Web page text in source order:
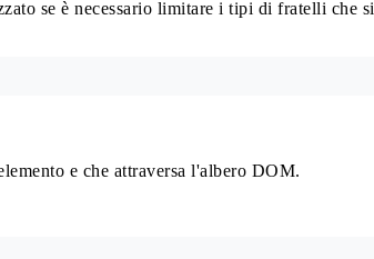
se è necessario limitare i tipi di fratelli che si
e che attraversa l'albero DOM.